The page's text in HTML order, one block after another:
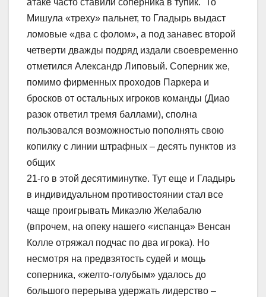
атаке часто ставили соперника в тупик. То
Мишула «треху» пальнет, то Гладырь выдаст
ломовые «два с фолом», а под занавес второй
четверти дважды подряд издали своевременно
отметился Александр Липовый. Соперник же,
помимо фирменных проходов Паркера и
бросков от остальных игроков команды (Диао
разок ответил тремя баллами), сполна
пользовался возможностью пополнять свою
копилку с линии штрафных – десять пунктов из
общих
21-го в этой десятиминутке. Тут еще и Гладырь
в индивидуальном противостоянии стал все
чаще проигрывать Микаэлю Желабалю
(впрочем, на опеку нашего «испанца» Венсан
Колле отряжал подчас по два игрока). Но
несмотря на предвзятость судей и мощь
соперника, «желто-голубым» удалось до
большого перерыва удержать лидерство –